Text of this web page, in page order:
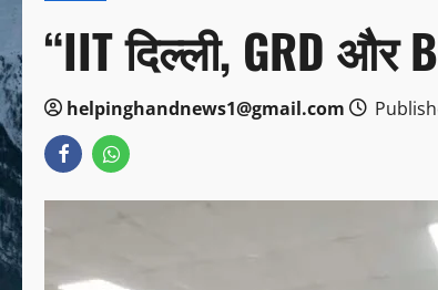
“IIT दिल्ली, GRD और
helpinghandnews1@gmail.com